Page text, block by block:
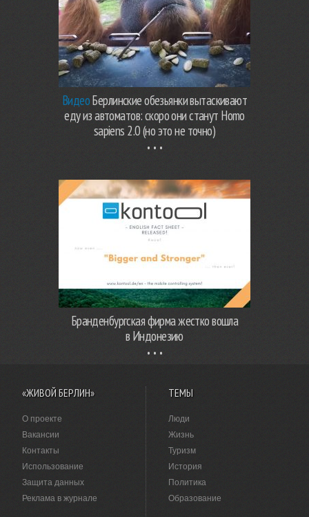
ВидеоБерлинские обезьянки вытаскивают
еду из автоматов: скоро они станут Homo
sapiens 2.0 (но это не точно)
Бранденбургская фирма жестко вошла
в Индонезию
«ЖИВОЙ БЕРЛИН»
О проекте
Вакансии
Контакты
Использование
Защита данных
Реклама в журнале
ТЕМЫ
Люди
Жизнь
Туризм
История
Политика
Образование